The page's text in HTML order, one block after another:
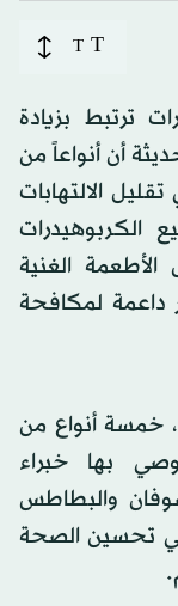
T
T
ترتبط بزيادة
أن أنواعاً من
الالتهابات
الكربوهيدرات
الغنية
داعمة لمكافحة
خمسة أنواع من
بها خبراء
والبطاطس
تحسين الصحة